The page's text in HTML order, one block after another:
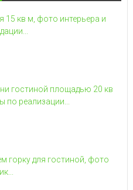
15 кв м, фото интерьера и
гостиной площадью 20 кв
по реализации...
горку для гостиной, фото